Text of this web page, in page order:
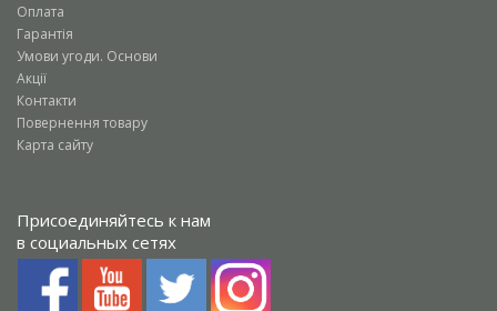
Оплата
Гарантія
Умови угоди. Основи
Акції
Контакти
Повернення товару
Карта сайту
Присоединяйтесь к нам
в социальных сетях